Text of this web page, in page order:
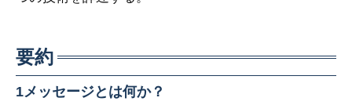
要約
1メッセージとは何か？